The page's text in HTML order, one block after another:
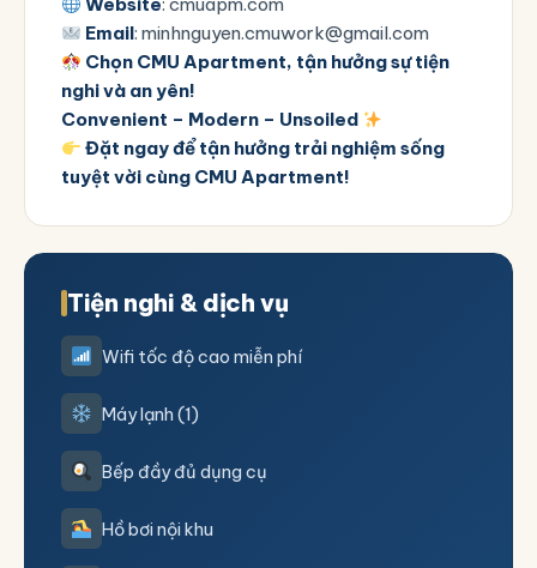
Email: minhnguyen.cmuwork@gmail.com
Chọn CMU Apartment, tận hưởng sự tiện
nghi và an yên!
Convenient – Modern – Unsoiled
Đặt ngay để tận hưởng trải nghiệm sống
tuyệt vời cùng CMU Apartment!
Tiện nghi & dịch vụ
Wifi tốc độ cao miễn phí
Máy lạnh (1)
Bếp đầy đủ dụng cụ
Hồ bơi nội khu